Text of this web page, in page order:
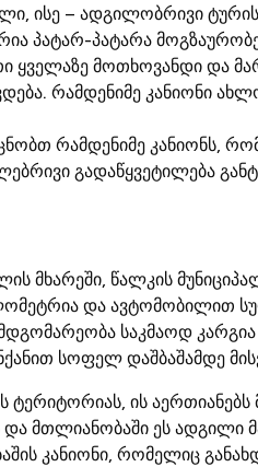
ისე – ადგილობრივი
პატარ-პატარა
ყველაზე მოთხოვანდი და
რამდენიმე კანიონი
რამდენიმე კანიონს,
გადაწყვეტილება
მხარეში, წალკის
და ავტომობილით
საკმაოდ
სოფელ დაშბაშამდე
ტერიტორიას, ის
და მთლიანობაში ეს
კანიონი, რომელიც